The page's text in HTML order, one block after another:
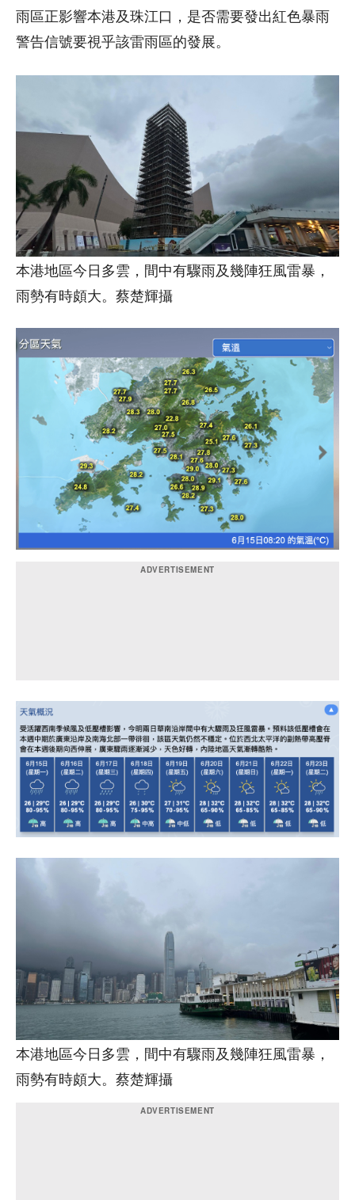
雨區正影響本港及珠江口，是否需要發出紅色暴雨
警告信號要視乎該雷雨區的發展。
本港地區今日多雲，間中有驟雨及幾陣狂風雷暴，
雨勢有時頗大。蔡楚輝攝
本港地區今日多雲，間中有驟雨及幾陣狂風雷暴，
雨勢有時頗大。蔡楚輝攝